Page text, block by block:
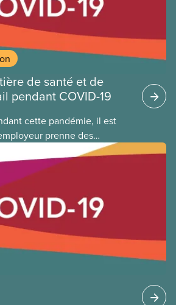
de santé et de
pendant COVID-19
cette pandémie, il est
prenne des
en matière de santé
votre exposition au virus
Cela s’applique que vous
lieu de travail ou que vous ne
trouverez ci-dessous des
et de bonnes pratiques que
peuvent appliquer au travail
de COVID-19.